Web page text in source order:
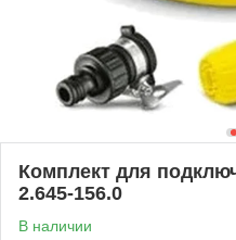
Комплект для
2.645-156.0
В наличии